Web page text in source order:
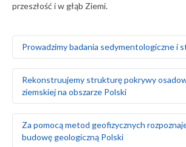
przeszłość i w głąb Ziemi.
Prowadzimy badania sedymentologiczne i
występujących na obszarze Polski i
powierzchni ziemi, jak i głęboko pod nią
Za pomocą badań
makroflorystycznych, mikro- i
oraz palinologicznych określamy wiek
Tworzymy podziały litostratygraficzne
Rekonstruujemy strukturę pokrywy
ziemskiej na obszarze Polski
podstawie analizy strukturalnej w
powierzchniowych i otworach
Za pomocą metod geofizycznych
budowę geologiczną Polski